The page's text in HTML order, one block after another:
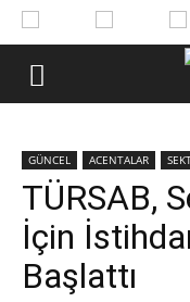
GÜNCEL ACENTALAR
TÜRSAB,
İçin
Başlattı